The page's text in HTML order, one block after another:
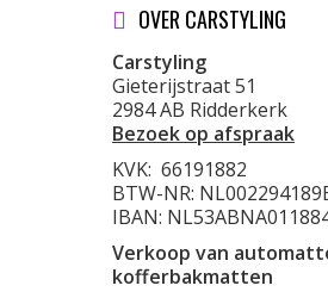
OVER CARSTYLING
Carstyling
Gieterijstraat 51
2984 AB Ridderkerk
Bezoek op afspraak
KVK: 66191882
BTW-NR:
IBAN:
Verkoop van
kofferbakmatten